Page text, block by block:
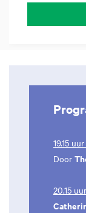
19.15
Door
20.15